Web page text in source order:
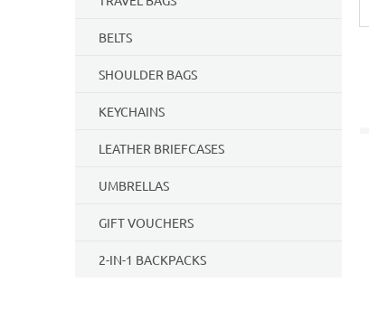
BELTS
SHOULDER BAGS
KEYCHAINS
LEATHER BRIEFCASES
UMBRELLAS
GIFT VOUCHERS
2-IN-1 BACKPACKS